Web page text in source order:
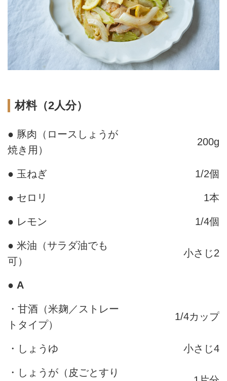
材料（2人分）
● 豚肉（ロースしょうが
焼き用）
200g
● 玉ねぎ 1/2個
● セロリ 1本
● レモン 1/4個
● 米油（サラダ油でも
可）
小さじ2
● A
・甘酒（米麹／ストレー
トタイプ）
1/4カップ
・しょうゆ 小さじ4
・しょうが（皮ごとすり